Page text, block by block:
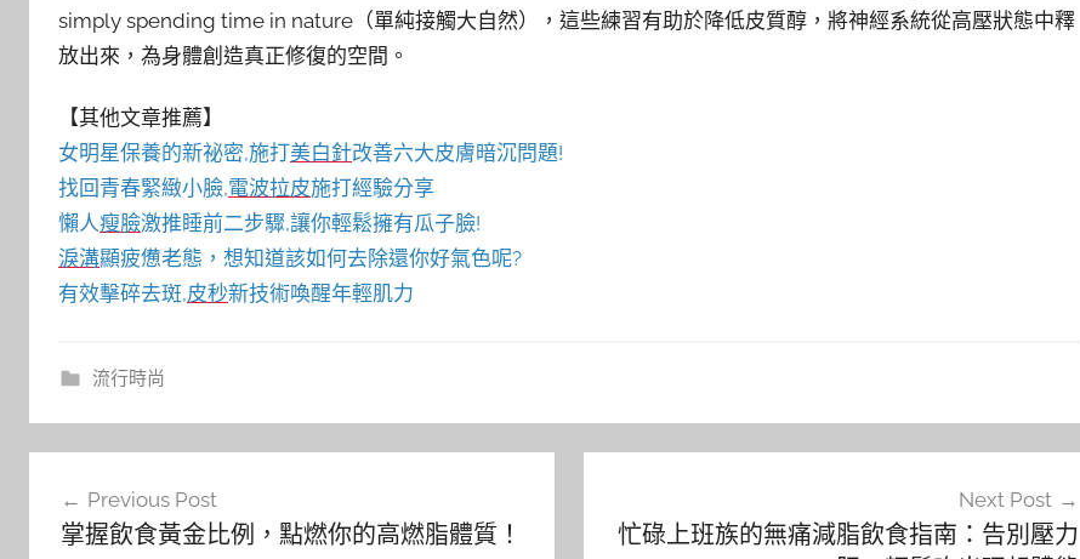
simply spending time in nature（單純接觸大自然），這些練習有助於降低皮質醇，將神經系統從高壓狀態中釋
放出來，為身體創造真正修復的空間。
【其他文章推薦】
女明星保養的新祕密,施打美白針改善六大皮膚暗沉問題!
找回青春緊緻小臉,電波拉皮施打經驗分享
懶人瘦臉激推睡前二步驟,讓你輕鬆擁有瓜子臉!
淚溝顯疲憊老態，想知道該如何去除還你好氣色呢?
有效擊碎去斑,皮秒新技術喚醒年輕肌力
流行時尚
Previous Post
掌握飲食黃金比例，點燃你的高燃脂體質！
Next Post
忙碌上班族的無痛減脂飲食指南：告別壓力